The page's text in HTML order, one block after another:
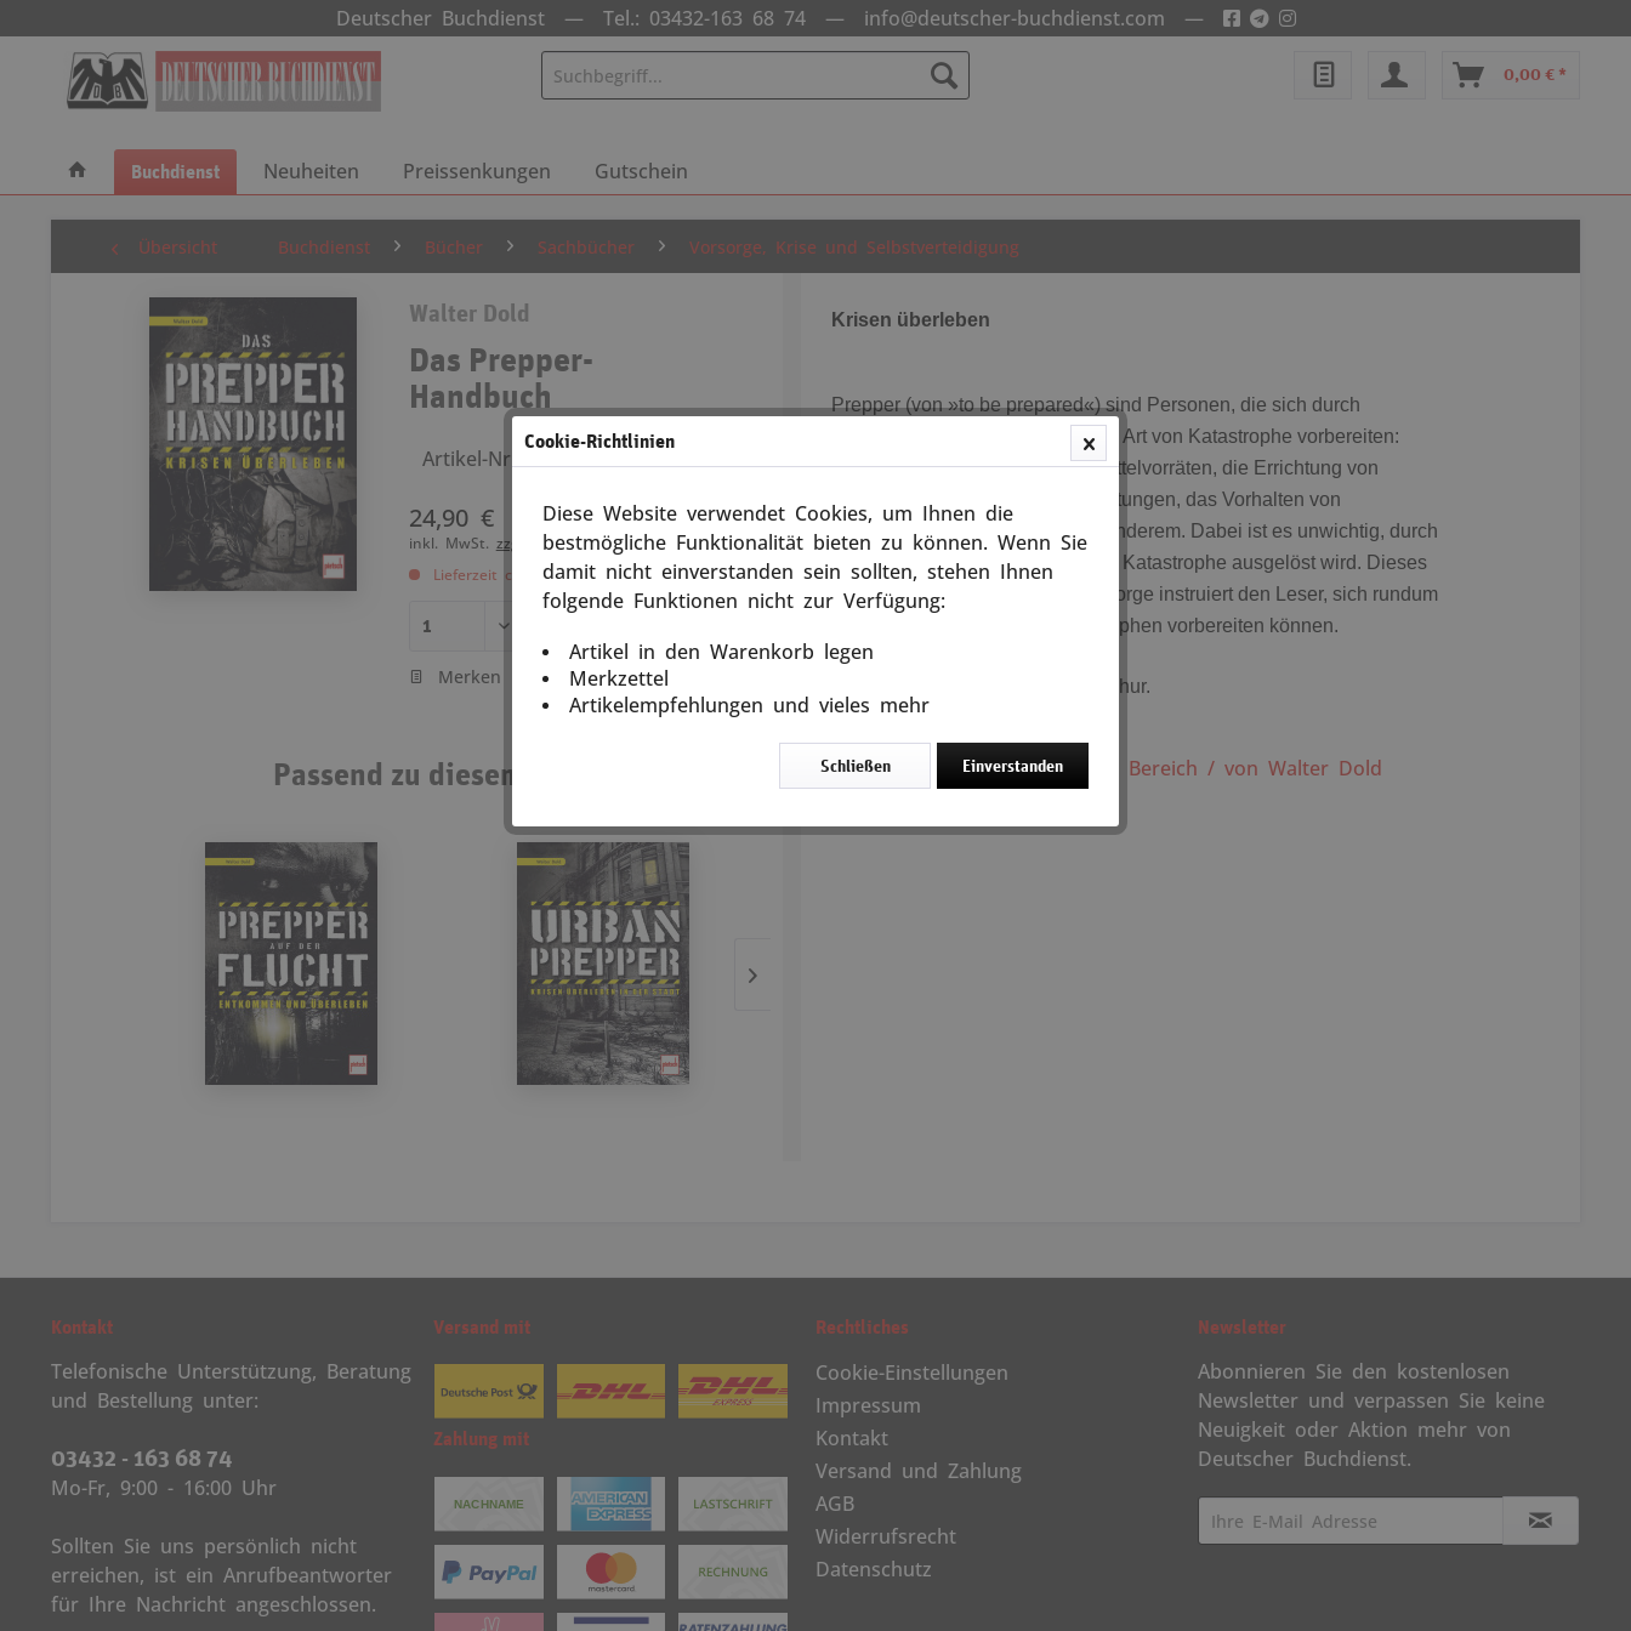
Deutscher Buchdienst — Tel.: 03432-163 68 74— info@deutscher-buchdienst.com —
0,00 € *
Buchdienst Neuheiten Preissenkungen Gutschein
Übersicht Buchdienst Bücher Sachbücher Vorsorge, Krise und Selbstverteidigung
Walter Dold
Das Prepper-
Handbuch
Artikel-Nr.: 13093
24,90 €
inkl. MwSt. zzgl. Versandkosten
Lieferzeit ca. 5 Tage
Merken
Passend zu diesem Artikel
Krisen überleben
Prepper (von »to be prepared«) sind Personen, die sich durch
individuelle Maßnahmen auf jede Art von Katastrophe vorbereiten:
durch Einlagerung von Lebensmittelvorräten, die Errichtung von
Schutzbauten oder Schutzvorrichtungen, das Vorhalten von
Schutzkleidung, Werkzeug und anderem. Dabei ist es unwichtig, durch
welches Ereignis oder wann eine Katastrophe ausgelöst wird. Dieses
umfassende Buch zur Krisenvorsorge instruiert den Leser, sich rundum
auf kleinere und größere Katastrophen vorbereiten können.
192 Seiten, 247 Farbbilder, Broschur.
Weitere Produkte aus dem Bereich / von Walter Dold
Kontakt
Telefonische Unterstützung, Beratung
und Bestellung unter:
03432 - 163 68 74
Mo-Fr, 9:00 - 16:00 Uhr
Sollten Sie uns persönlich nicht
erreichen, ist ein Anrufbeantworter
für Ihre Nachricht angeschlossen.
Versand mit
Zahlung mit
Rechtliches
Cookie-Einstellungen
Impressum
Kontakt
Versand und Zahlung
AGB
Widerrufsrecht
Datenschutz
Newsletter
Abonnieren Sie den kostenlosen
Newsletter und verpassen Sie keine
Neuigkeit oder Aktion mehr von
Deutscher Buchdienst.
Cookie-Richtlinien
Diese Website verwendet Cookies, um Ihnen die
bestmögliche Funktionalität bieten zu können. Wenn Sie
damit nicht einverstanden sein sollten, stehen Ihnen
folgende Funktionen nicht zur Verfügung:
Artikel in den Warenkorb legen
Merkzettel
Artikelempfehlungen und vieles mehr
Einverstanden
Schließen